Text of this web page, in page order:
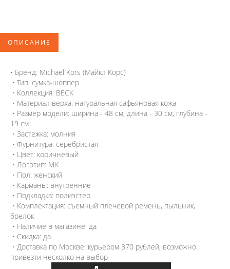
ОПИСАНИЕ
• Бренд: Michael Kors (Майкл Корс)
• Тип: сумка-шоппер
• Коллекция: BECK
• Материал верха: натуральная сафьяновая кожа
• Размер модели: ширина - 48 см, длина - 30 см, глубина -
19 см
• Застежка: молния
• Фурнитура: серебристая
• Цвет: коричневый
• Логотип: MK
• Пол: женский
• Карманы: внутренние
• Подкладка: полиэстер
• Комплектация: съемный плечевой ремень, пыльник,
брелок
• Наличие в магазине: да
• Скидка: да
• Доставка по Москве: курьером 370 рублей, возможно
привезти несколко на выбор